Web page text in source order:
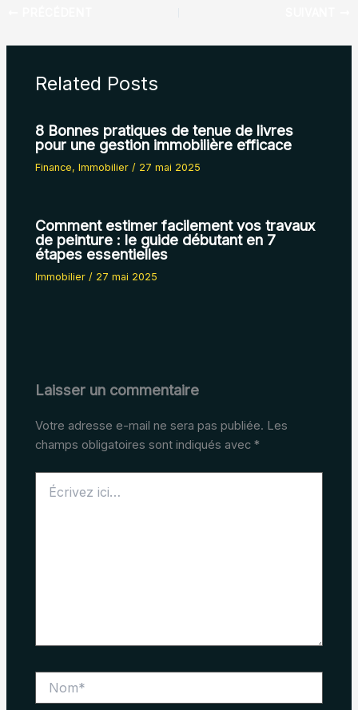
Related Posts
8 Bonnes pratiques de tenue de livres
pour une gestion immobilière efficace
Finance,Immobilier / 27 mai 2025
Comment estimer facilement vos travaux
de peinture : le guide débutant en 7
étapes essentielles
Immobilier / 27 mai 2025
Laisser un commentaire
Votre adresse e-mail ne sera pas publiée. Les
champs obligatoires sont indiqués avec*
ici…